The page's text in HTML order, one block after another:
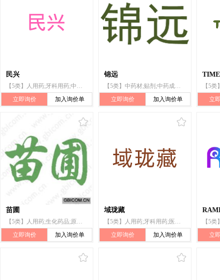
民兴
【5类】人用药;牙科用药;中药成药;医用白朊食品;净化剂;牲畜用洗涤剂(杀虫剂);卫生巾;牙填料;宠物尿布
立即询价
加入询价单
锦远
【5类】中药材;贴剂;中药成药;片剂;消毒剂;人用药;牙科用药;医用药物;止痛药;眼药水
立即询价
加入询价单 立
苗圃
【5类】人用药;生化药品;原料药;医用诊断制剂;麻醉剂(局麻药);医药制剂;疫苗;牙科用药;医用酶制剂;医药生物制剂
立即询价
加入询价单
域珑藏
【5类】人用药;牙科用药;医用营养品;婴儿奶粉;空气净化制剂;兽医用药;除草剂;婴儿尿裤;牙填料;垫宠物箱用一次性吸收垫
立即询价
加入询价单 立